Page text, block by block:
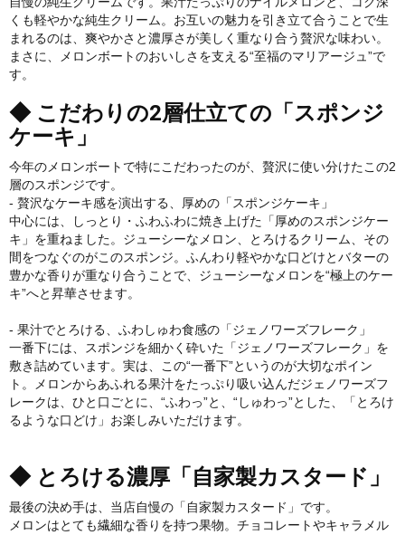
くも軽やかな純生クリーム。お互いの魅力を引き立て合うことで生
まれるのは、爽やかさと濃厚さが美しく重なり合う贅沢な味わい。
まさに、メロンボートのおいしさを支える“至福のマリアージュ”で
す。
◆ こだわりの2層仕立ての「スポンジ
ケーキ」
今年のメロンボートで特にこだわったのが、贅沢に使い分けたこの2
層のスポンジです。
- 贅沢なケーキ感を演出する、厚めの「スポンジケーキ」
中心には、しっとり・ふわふわに焼き上げた「厚めのスポンジケー
キ」を重ねました。ジューシーなメロン、とろけるクリーム、その
間をつなぐのがこのスポンジ。ふんわり軽やかな口どけとバターの
豊かな香りが重なり合うことで、ジューシーなメロンを“極上のケー
キ”へと昇華させます。
- 果汁でとろける、ふわしゅわ食感の「ジェノワーズフレーク」
一番下には、スポンジを細かく砕いた「ジェノワーズフレーク」を
敷き詰めています。実は、この“一番下”というのが大切なポイン
ト。メロンからあふれる果汁をたっぷり吸い込んだジェノワーズフ
レークは、ひと口ごとに、“ふわっ”と、“しゅわっ”とした、「とろけ
るような口どけ」お楽しみいただけます。
◆ とろける濃厚「自家製カスタード」
最後の決め手は、当店自慢の「自家製カスタード」です。
メロンはとても繊細な香りを持つ果物。チョコレートやキャラメル